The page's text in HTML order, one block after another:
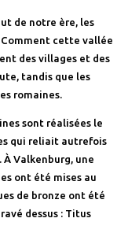
de notre ère, les
Comment cette vallée
des villages et des
tandis que les
romaines.
sont réalisées le
qui reliait autrefois
Valkenburg, une
ont été mises au
de bronze ont été
dessus : Titus